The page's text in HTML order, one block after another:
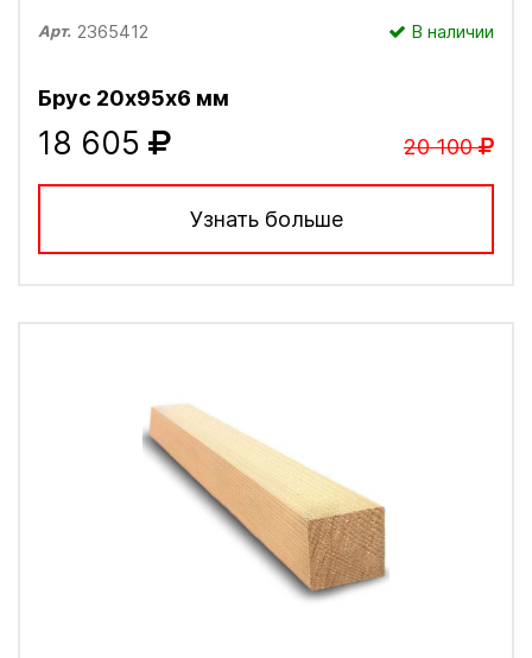
Арт. 2365412 В наличии
Брус 20х95х6 мм
18 605 20 100
Узнать больше